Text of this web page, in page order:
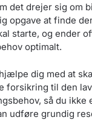
det drejer sig om
opgave at finde
starte, og ender
optimalt.
dig med at
forsikring til den
så du
udføre grundig